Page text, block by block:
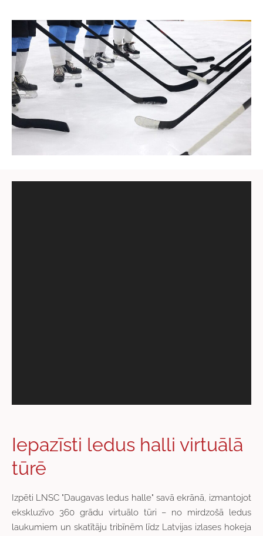
Iepazīsti ledus halli virtuālā
tūrē
Izpēti LNSC "Daugavas ledus halle" savā ekrānā, izmantojot
ekskluzīvo 360 grādu virtuālo tūri – no mirdzošā ledus
laukumiem un skatītāju tribīnēm līdz Latvijas izlases hokeja